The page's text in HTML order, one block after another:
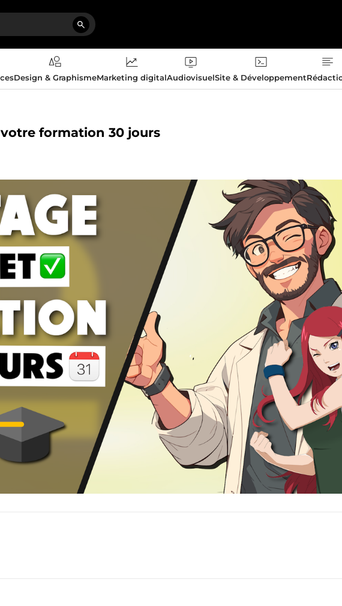
Design & GraphismeMarketing digitalAudiovisuelSite & Développement
formation 30 jours